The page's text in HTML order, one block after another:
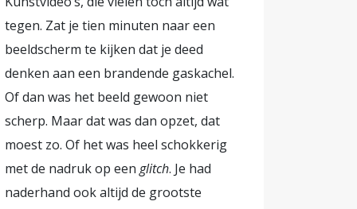
kijkers en
samen
betekent
heeft
Het
tegen. Zat je tien minuten naar een
beeldscherm te kijken dat je deed
denken aan een brandende gaskachel.
Of dan was het beeld gewoon niet
scherp. Maar dat was dan opzet, dat
moest zo. Of het was heel schokkerig
met de nadruk op een glitch. Je had
naderhand ook altijd de grootste